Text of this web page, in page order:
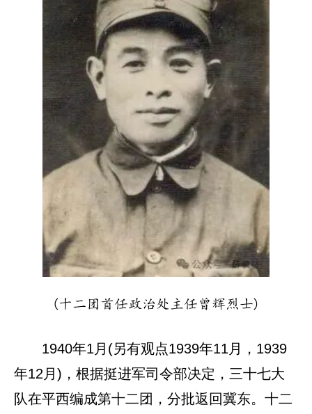
(十二团首任政治处主任曾辉烈士)
1940年1月(另有观点1939年11月，1939
年12月)，根据挺进军司令部决定，三十七大
队在平西编成第十二团，分批返回冀东。十二